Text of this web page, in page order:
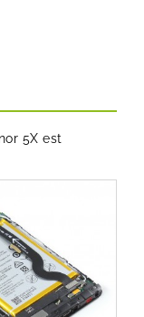
5X est